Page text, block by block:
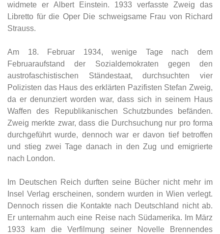
widmete er Albert Einstein. 1933 verfasste Zweig das
Libretto für die Oper Die schweigsame Frau von Richard
Strauss.
Am 18. Februar 1934, wenige Tage nach dem
Februaraufstand der Sozialdemokraten gegen den
austrofaschistischen Ständestaat, durchsuchten vier
Polizisten das Haus des erklärten Pazifisten Stefan Zweig,
da er denunziert worden war, dass sich in seinem Haus
Waffen des Republikanischen Schutzbundes befänden.
Zweig merkte zwar, dass die Durchsuchung nur pro forma
durchgeführt wurde, dennoch war er davon tief betroffen
und stieg zwei Tage danach in den Zug und emigrierte
nach London.
Im Deutschen Reich durften seine Bücher nicht mehr im
Insel Verlag erscheinen, sondern wurden in Wien verlegt.
Dennoch rissen die Kontakte nach Deutschland nicht ab.
Er unternahm auch eine Reise nach Südamerika. Im März
1933 kam die Verfilmung seiner Novelle Brennendes